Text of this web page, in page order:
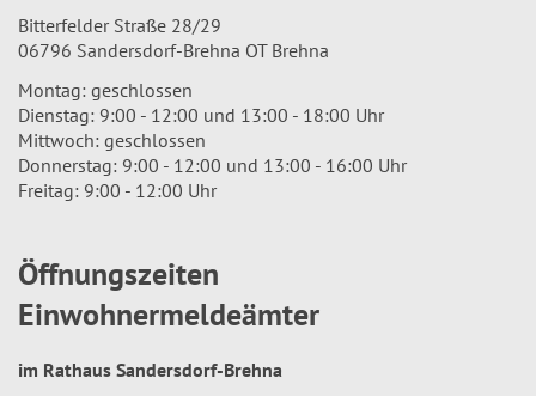
Bitterfelder Straße 28/29
06796 Sandersdorf-Brehna OT Brehna
Montag: geschlossen
Dienstag: 9:00 - 12:00 und 13:00 - 18:00 Uhr
Mittwoch: geschlossen
Donnerstag: 9:00 - 12:00 und 13:00 - 16:00 Uhr
Freitag: 9:00 - 12:00 Uhr
Öffnungszeiten
Einwohnermeldeämter
im Rathaus Sandersdorf-Brehna